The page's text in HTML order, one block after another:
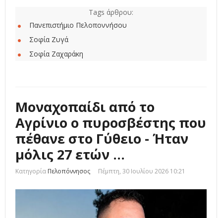
Tags άρθρου:
Πανεπιστήμιο Πελοποννήσου
Σοφία Ζυγά
Σοφία Ζαχαράκη
Μοναχοπαίδι από το
Αγρίνιο ο πυροσβέστης που
πέθανε στο Γύθειο - Ήταν
μόλις 27 ετών ...
Κατηγορία Πελοπόννησος Πέμπτη, 30 Ιουλίου 2026 10:21